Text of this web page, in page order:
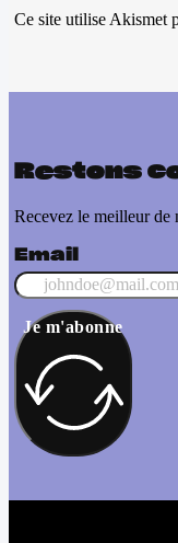
Ce site utilise Akismet
Restons
Recevez le meilleur de
Email
Je m'abonne